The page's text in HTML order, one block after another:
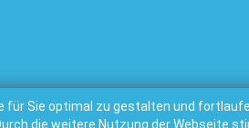
für Sie optimal zu gestalten und
die weitere Nutzung der Webseite